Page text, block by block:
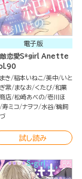
電子版
敵恋愛S*girl Anette
き 稲本いねこ 美中 いと
常 まなお くたび 和菓
店 松崎あべの 壱川ほ
寿ミコ ナヲフ 水谷 鵜飼
試し読み